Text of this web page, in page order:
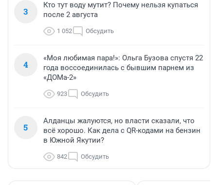
3
Кто тут воду мутит? Почему нельзя купаться
после 2 августа
1 052 Обсудить
4
«Моя любимая пара!»: Ольга Бузова спустя 22
года воссоединилась с бывшим парнем из
«ДОМа-2»
923 Обсудить
5
Алданцы жалуются, но власти сказали, что
всё хорошо. Как дела с QR-кодами на бензин
в Южной Якутии?
842 Обсудить